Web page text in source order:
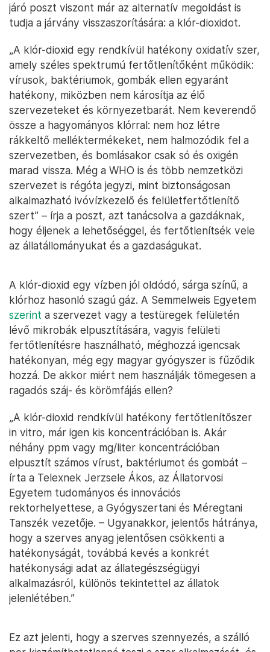
járó poszt viszont már az alternatív megoldást is
tudja a járvány visszaszorítására: a klór-dioxidot.
„A klór-dioxid egy rendkívül hatékony oxidatív szer,
amely széles spektrumú fertőtlenítőként működik:
vírusok, baktériumok, gombák ellen egyaránt
hatékony, miközben nem károsítja az élő
szervezeteket és környezetbarát. Nem keverendő
össze a hagyományos klórral: nem hoz létre
rákkeltő melléktermékeket, nem halmozódik fel a
szervezetben, és bomlásakor csak só és oxigén
marad vissza. Még a WHO is és több nemzetközi
szervezet is régóta jegyzi, mint biztonságosan
alkalmazható ivóvízkezelő és felületfertőtlenítő
szert” – írja a poszt, azt tanácsolva a gazdáknak,
hogy éljenek a lehetőséggel, és fertőtlenítsék vele
az állatállományukat és a gazdaságukat.
A klór-dioxid egy vízben jól oldódó, sárga színű, a
klórhoz hasonló szagú gáz. A Semmelweis Egyetem
szerint a szervezet vagy a testüregek felületén
lévő mikrobák elpusztítására, vagyis felületi
fertőtlenítésre használható, méghozzá igencsak
hatékonyan, még egy magyar gyógyszer is fűződik
hozzá. De akkor miért nem használják tömegesen a
ragadós száj- és körömfájás ellen?
„A klór-dioxid rendkívül hatékony fertőtlenítőszer
in vitro, már igen kis koncentrációban is. Akár
néhány ppm vagy mg/liter koncentrációban
elpusztít számos vírust, baktériumot és gombát –
írta a Telexnek Jerzsele Ákos, az Állatorvosi
Egyetem tudományos és innovációs
rektorhelyettese, a Gyógyszertani és Méregtani
Tanszék vezetője. – Ugyanakkor, jelentős hátránya,
hogy a szerves anyag jelentősen csökkenti a
hatékonyságát, továbbá kevés a konkrét
hatékonysági adat az állategészségügyi
alkalmazásról, különös tekintettel az állatok
jelenlétében.”
Ez azt jelenti, hogy a szerves szennyezés, a szálló